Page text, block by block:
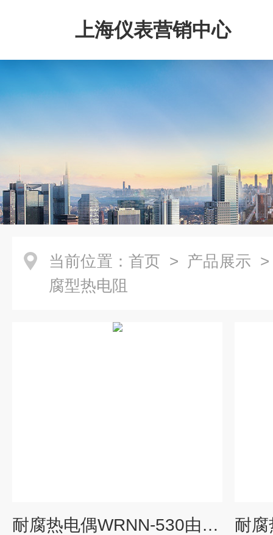
上海仪表营销中心
当前位置： 首页 > 产品展示
腐型热电阻
耐腐热电偶WRNN-530由上海自动化仪表三厂专业供应